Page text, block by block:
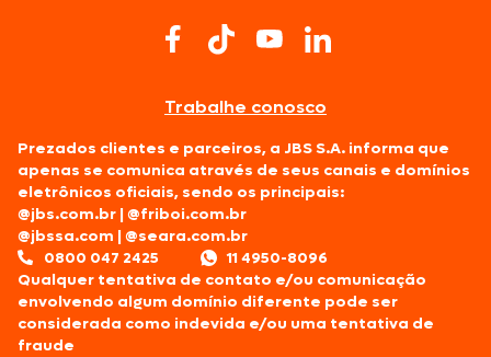
Trabalhe conosco
Prezados clientes e parceiros, a JBS S.A. informa que
apenas se comunica através de seus canais e domínios
eletrônicos oficiais, sendo os principais:
@jbs.com.br |@friboi.com.br
@jbssa.com |@seara.com.br
0800 047 2425
11 4950-8096
Qualquer tentativa de contato e/ou comunicação
envolvendo algum domínio diferente pode ser
considerada como indevida e/ou uma tentativa de
fraude